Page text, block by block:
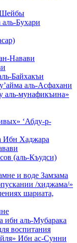
Шейбы
Бухари
Навави
Байхакъи
аль-Асфахани
аль-мунафикъина»
‘Абду-р-
Ибн Хаджара
(аль-Къудси)
и воде Замзама
/хиджама/»
шариата,
ибн аль-Мубарака
воспитания
Ибн ас-Сунни